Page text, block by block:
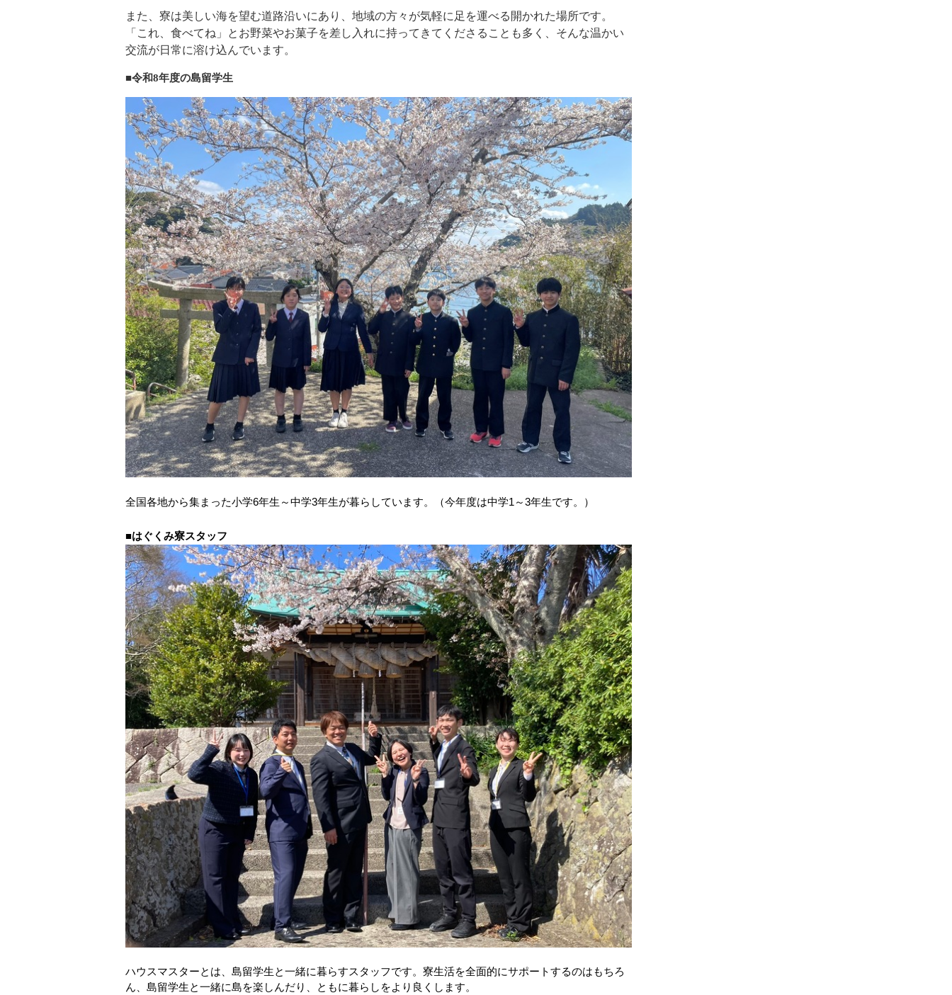
また、寮は美しい海を望む道路沿いにあり、地域の方々が気軽に足を運べる開かれた場所です。
「これ、食べてね」とお野菜やお菓子を差し入れに持ってきてくださることも多く、そんな温かい
交流が日常に溶け込んでいます。
■令和8年度の島留学生
全国各地から集まった小学6年生～中学3年生が暮らしています。（今年度は中学1～3年生です。）
■はぐくみ寮スタッフ
ハウスマスターとは、島留学生と一緒に暮らすスタッフです。寮生活を全面的にサポートするのはもちろ
ん、島留学生と一緒に島を楽しんだり、ともに暮らしをより良くします。